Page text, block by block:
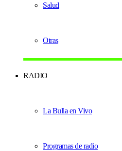
Salud
Otras
RADIO
La Bulla en Vivo
Programas de radio